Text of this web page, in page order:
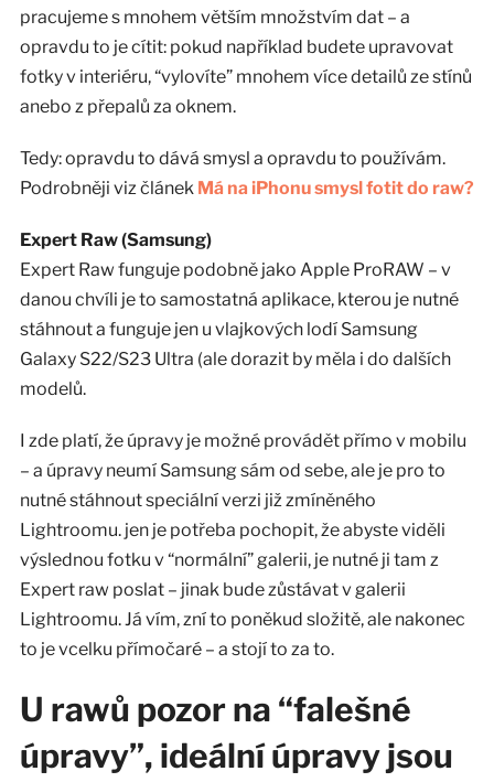
pracujeme s mnohem větším množstvím dat – a
opravdu to je cítit: pokud například budete upravovat
fotky v interiéru, “vylovíte” mnohem více detailů ze stínů
anebo z přepalů za oknem.
Tedy: opravdu to dává smysl a opravdu to používám.
Podrobněji viz článek Má na iPhonu smysl fotit do raw?
Expert Raw (Samsung)
Expert Raw funguje podobně jako Apple ProRAW – v
danou chvíli je to samostatná aplikace, kterou je nutné
stáhnout a funguje jen u vlajkových lodí Samsung
Galaxy S22/S23 Ultra (ale dorazit by měla i do dalších
modelů.
I zde platí, že úpravy je možné provádět přímo v mobilu
– a úpravy neumí Samsung sám od sebe, ale je pro to
nutné stáhnout speciální verzi již zmíněného
Lightroomu. jen je potřeba pochopit, že abyste viděli
výslednou fotku v “normální” galerii, je nutné ji tam z
Expert raw poslat – jinak bude zůstávat v galerii
Lightroomu. Já vím, zní to poněkud složitě, ale nakonec
to je vcelku přímočaré – a stojí to za to.
U rawů pozor na “falešné
úpravy”, ideální úpravy jsou